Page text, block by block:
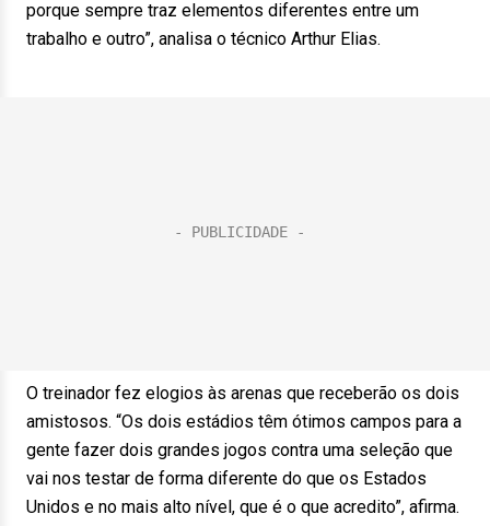
porque sempre traz elementos diferentes entre um
trabalho e outro”, analisa o técnico Arthur Elias.
O treinador fez elogios às arenas que receberão os dois
amistosos. “Os dois estádios têm ótimos campos para a
gente fazer dois grandes jogos contra uma seleção que
vai nos testar de forma diferente do que os Estados
Unidos e no mais alto nível, que é o que acredito”, afirma.